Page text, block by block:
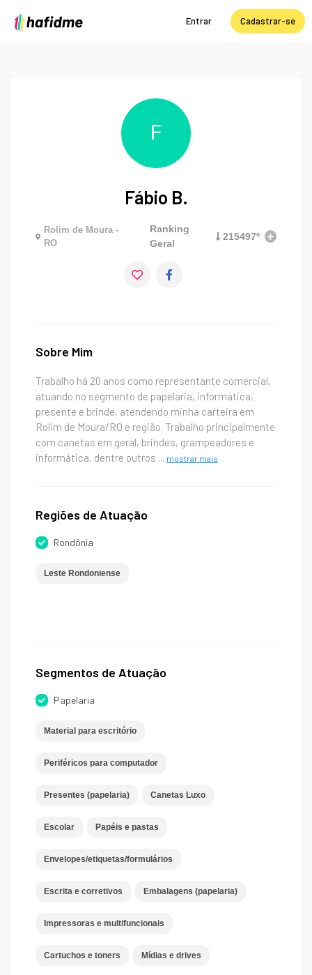
Entrar Cadastrar-se
F
Fábio B.
Rolim de Moura -
RO
Ranking
Geral
215497º
Sobre Mim
Trabalho há 20 anos como representante comercial,
atuando no segmento de papelaria, informática,
presente e brinde, atendendo minha carteira em
Rolim de Moura/RO e região. Trabalho principalmente
com canetas em geral, brindes, grampeadores e
informática, dentre outros ... mostrar mais
Regiões de Atuação
Rondônia
Leste Rondoniense
Segmentos de Atuação
Papelaria
Material para escritório
Periféricos para computador
Presentes (papelaria) Canetas Luxo
Escolar Papéis e pastas
Envelopes/etiquetas/formulários
Escrita e corretivos Embalagens (papelaria)
Impressoras e multifuncionais
Cartuchos e toners Mídias e drives